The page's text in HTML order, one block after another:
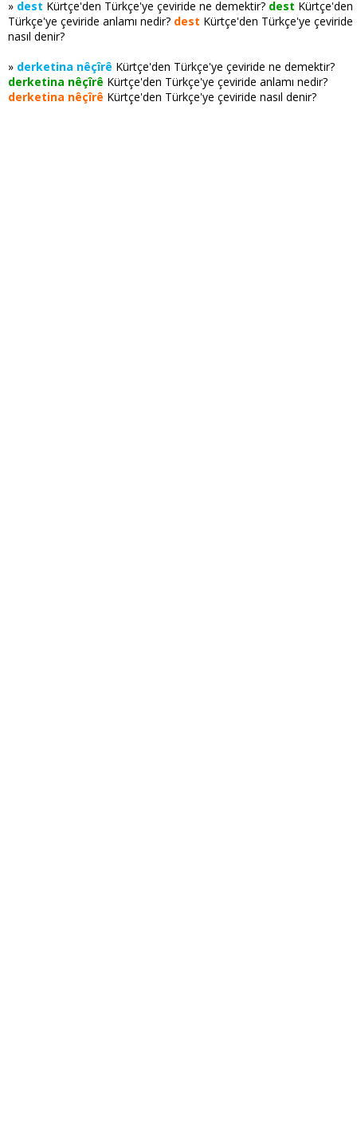
» dest Kürtçe'den Türkçe'ye çeviride ne demektir? dest Kürtçe'den
Türkçe'ye çeviride anlamı nedir? dest Kürtçe'den Türkçe'ye çeviride
nasıl denir?
» derketina nêçîrê Kürtçe'den Türkçe'ye çeviride ne demektir?
derketina nêçîrê Kürtçe'den Türkçe'ye çeviride anlamı nedir?
derketina nêçîrê Kürtçe'den Türkçe'ye çeviride nasıl denir?